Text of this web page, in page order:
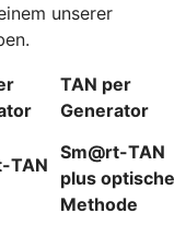
unserer
TAN per
Generator
TAN
Sm@rt-TAN
plus optische
Methode